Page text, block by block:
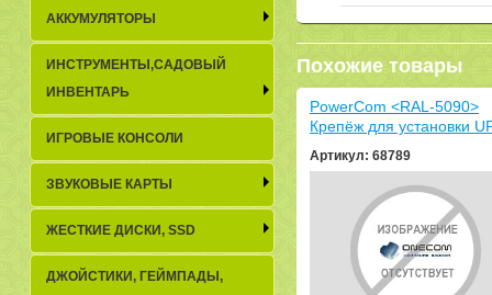
Похожие товары
PowerCom <RAL-5090>
Крепёж для установки
Артикул: 68789
АККУМУЛЯТОРЫ
ИНСТРУМЕНТЫ,САДОВЫЙ
ИНВЕНТАРЬ
ИГРОВЫЕ КОНСОЛИ
ЗВУКОВЫЕ КАРТЫ
ЖЕСТКИЕ ДИСКИ, SSD
ДЖОЙСТИКИ, ГЕЙМПАДЫ,